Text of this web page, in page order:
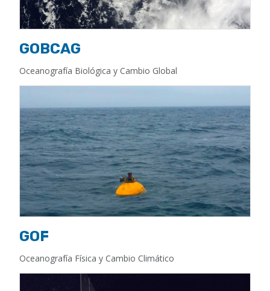
GOBCAG
Oceanografía Biológica y Cambio Global
GOF
Oceanografía Física y Cambio Climático